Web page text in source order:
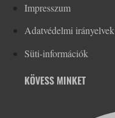
Impresszum
Adatvédelmi irányelvek
Süti-információk
KÖVESS MINKET